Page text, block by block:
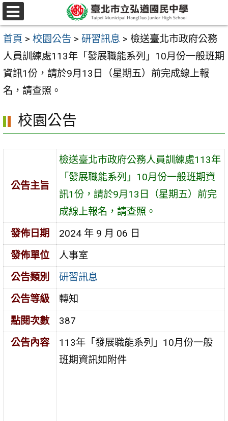
跳
至
主
要
內
容
選
單
首頁 > 校園公告 > 研習訊息 > 檢送臺北市政府公務
人員訓練處113年「發展職能系列」10月份一般班期
資訊1份，請於9月13日（星期五）前完成線上報
名，請查照。
校園公告
公告主旨
檢送臺北市政府公務人員訓練處113年
「發展職能系列」10月份一般班期資
訊1份，請於9月13日（星期五）前完
成線上報名，請查照。
發佈日期
2024 年 9 月 06 日
發佈單位
人事室
公告類別
研習訊息
公告等級
轉知
點閱次數
387
公告內容
113年「發展職能系列」10月份一般
班期資訊如附件